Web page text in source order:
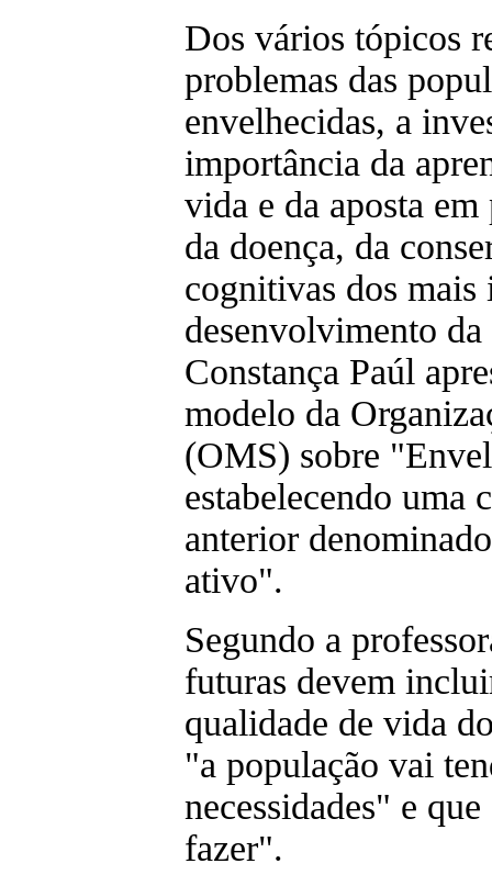
Dos vários tópicos
problemas das
envelhecidas, a
importância da
vida e da aposta
da doença, da
cognitivas dos mais
desenvolvimento
Constança Paúl
modelo da
(OMS) sobre
estabelecendo uma
anterior
ativo".
Segundo a
futuras devem
qualidade de vida
"a população vai
necessidades" e
fazer".